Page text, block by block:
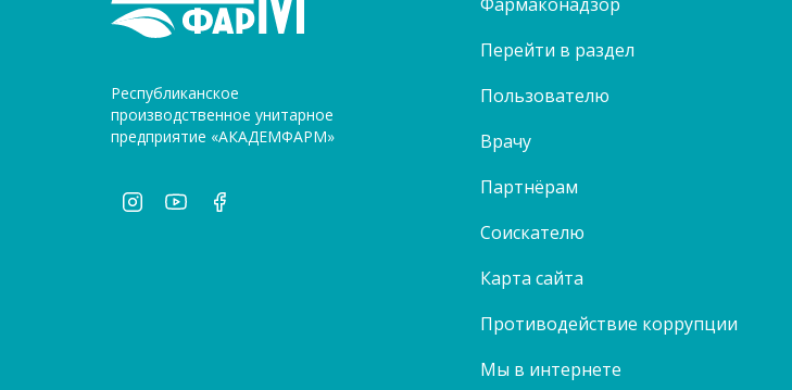
Республиканское
производственное унитарное
предприятие «АКАДЕМФАРМ»
Перейти в раздел
Пользователю
Врачу
Партнёрам
Соискателю
Карта сайта
Противодействие коррупции
Мы в интернете